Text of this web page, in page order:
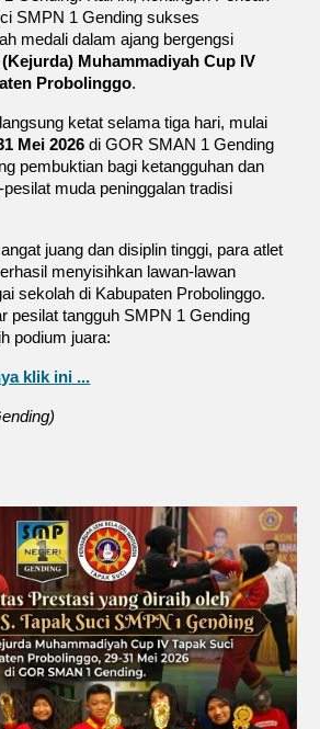
SMPN 1 Gending sukses
medali dalam ajang bergengsi
Muhammadiyah Cup IV
Probolinggo.
ketat selama tiga hari, mulai
Mei 2026 di GOR SMAN 1 Gending
pembuktian bagi ketangguhan dan
muda peninggalan tradisi
juang dan disiplin tinggi, para atlet
menyisihkan lawan-lawan
sekolah di Kabupaten Probolinggo.
pesilat tangguh SMPN 1 Gending
podium juara:
klik ini ...